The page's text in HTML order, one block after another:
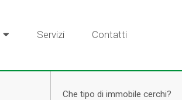
Servizi Contatti
Che tipo di immobile cerchi?